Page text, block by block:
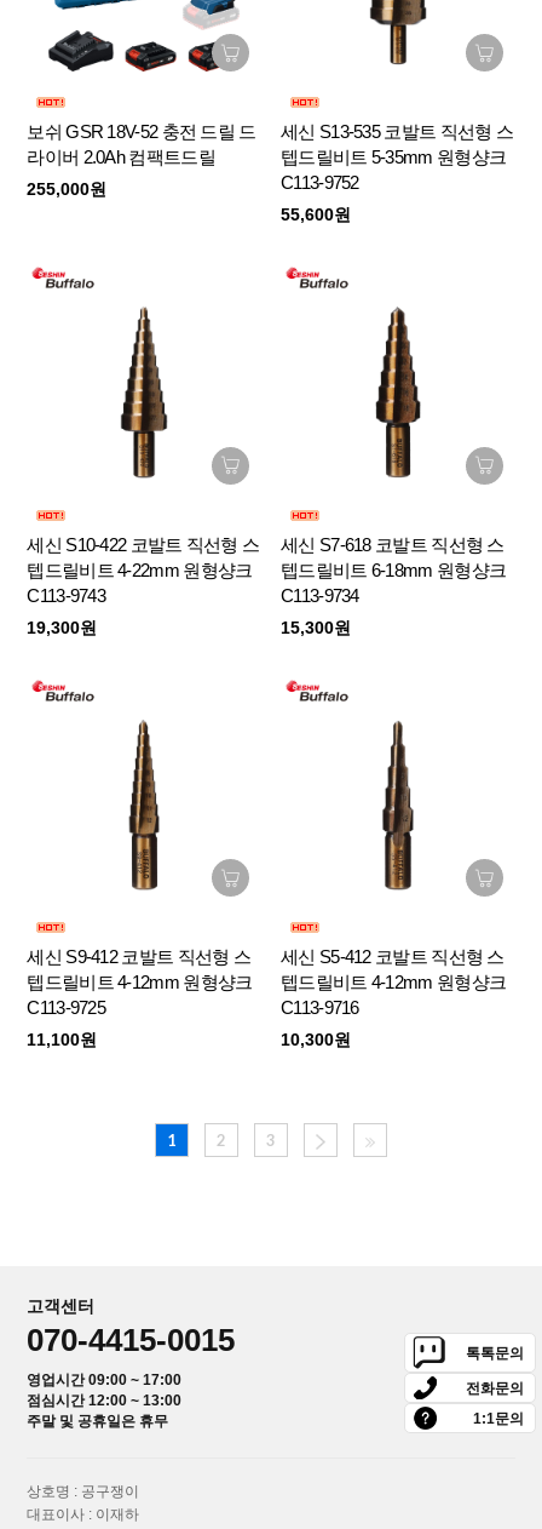
보쉬 GSR 18V-52 충전 드릴 드
라이버 2.0Ah 컴팩트드릴
255,000원
세신 S13-535 코발트 직선형 스
텝드릴비트 5-35mm 원형샹크
C113-9752
55,600원
세신 S10-422 코발트 직선형 스
텝드릴비트 4-22mm 원형샹크
C113-9743
19,300원
세신 S7-618 코발트 직선형 스
텝드릴비트 6-18mm 원형샹크
C113-9734
15,300원
세신 S9-412 코발트 직선형 스
텝드릴비트 4-12mm 원형샹크
C113-9725
11,100원
세신 S5-412 코발트 직선형 스
텝드릴비트 4-12mm 원형샹크
C113-9716
10,300원
1 2 3
고객센터
070-4415-0015
영업시간 09:00 ~ 17:00
점심시간 12:00 ~ 13:00
주말 및 공휴일은 휴무
톡톡문의
전화문의
1:1문의
상호명 : 공구쟁이
대표이사 : 이재하